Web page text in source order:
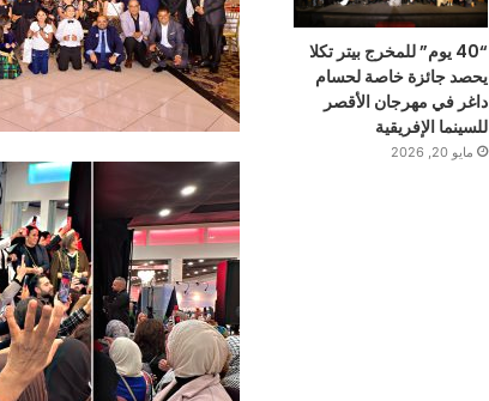
“40 يوم” للمخرج بيتر تكلا
يحصد جائزة خاصة لحسام
داغر في مهرجان الأقصر
للسينما الإفريقية
مايو 20, 2026